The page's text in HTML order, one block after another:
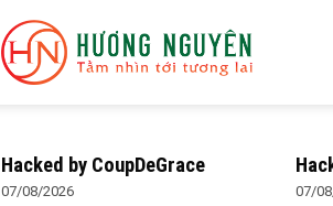
Hacked by CoupDeGrace
07/08/2026 07/